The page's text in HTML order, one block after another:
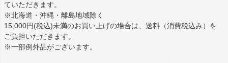
ていただきます。
※北海道・沖縄・離島地域除く
15,000円(税込)未満のお買い上げの場合は、送料（消費税込み）を
ご負担いただきます。
※一部例外品がございます。